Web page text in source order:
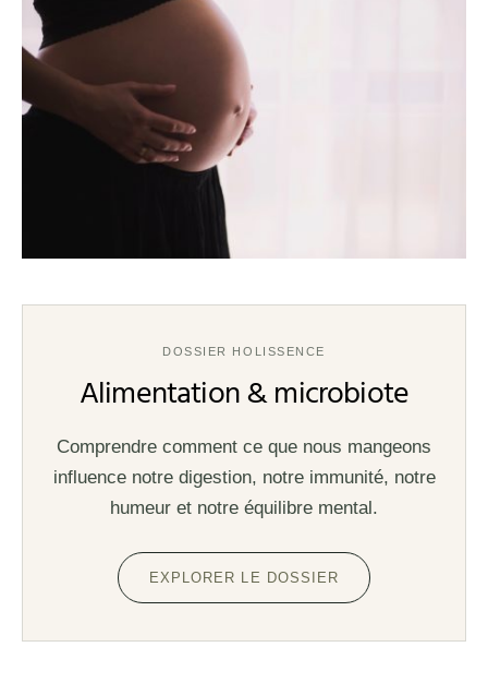
DOSSIER HOLISSENCE
Alimentation & microbiote
Comprendre comment ce que nous mangeons
influence notre digestion, notre immunité, notre
humeur et notre équilibre mental.
EXPLORER LE DOSSIER